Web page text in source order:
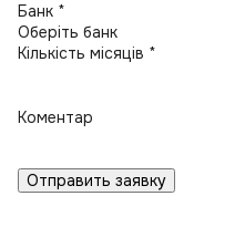
Банк *
Кількість місяців *
Коментар
Отправить заявку